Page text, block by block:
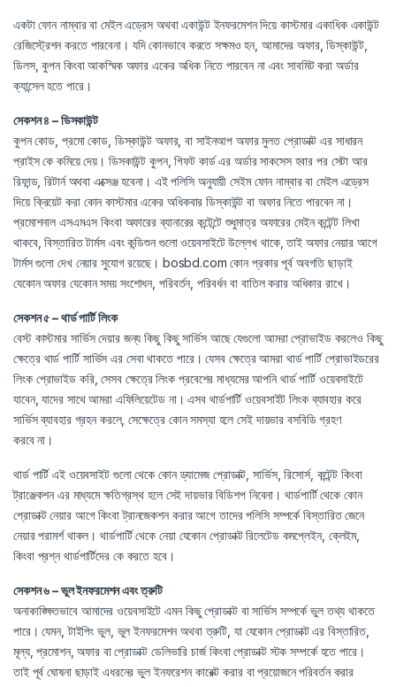
একটা ফোন নাম্বার বা মেইল এড্রেস অথবা একাউন্ট ইনফরমেশন দিয়ে কাস্টমার একাধিক একাউন্ট
রেজিস্ট্রেশন করতে পারবেনা। যদি কোনভাবে করতে সক্ষমও হন, আমাদের অফার, ডিস্কাউন্ট,
ডিলস, কুপন কিংবা আকস্মিক অফার একের অধিক নিতে পারবেন না এবং সাবমিট করা অর্ডার
ক্যান্সেল হতে পারে।
সেকশন ৪ – ডিসকাউন্ট
কুপন কোড, প্রমো কোড, ডিস্কাউন্ট অফার, বা সাইনআপ অফার মুলত প্রোডাক্ট এর সাধারন
প্রাইস কে কমিয়ে দেয়। ডিসকাউন্ট কুপন, গিফট কার্ড এর অর্ডার সাকসেস হবার পর সেটা আর
রিফান্ড, রিটার্ন অথবা এক্সেঞ্জ হবেনা। এই পলিসি অনুযায়ী সেইম ফোন নাম্বার বা মেইল এড্রেস
দিয়ে ক্রিয়েট করা কোন কাস্টমার একের অধিকবার ডিস্কাউন্ট বা অফার নিতে পারবেন না।
প্রমোশনাল এসএমএস কিংবা অফারের ব্যানারের কন্টেন্টে শুধুমাত্র অফারের মেইন কন্টেন্ট লিখা
থাকবে, বিস্তারিত টার্মস এবং কন্ডিশুন গুলো ওয়েবসাইটে উল্লেখ থাকে, তাই অফার নেয়ার আগে
টার্মস গুলো দেখ নেয়ার সুযোগ রয়েছে। bosbd.com কোন প্রকার পূর্ব অবগতি ছাড়াই
যেকোন অফার যেকোন সময় সংশোধন, পরিবর্তন, পরিবর্ধন বা বাতিল করার অধিকার রাখে।
সেকশন ৫ – থার্ড পার্টি লিংক
বেস্ট কাস্টমার সার্ভিস দেয়ার জন্য কিছু কিছু সার্ভিস আছে যেগুলো আমরা প্রোভাইড করলেও কিছু
ক্ষেত্রে থার্ড পার্টি সার্ভিস এর সেবা থাকতে পারে। যেসব ক্ষেত্রে আমরা থার্ড পার্টি প্রোভাইডরের
লিংক প্রোভাইড করি, সেসব ক্ষেত্রে লিংক প্রবেশের মাধ্যমের আপনি থার্ড পার্টি ওয়েবসাইটে
যাবেন, যাদের সাথে আমরা এফিলিয়েটেড না। এসব থার্ডপার্টি ওয়েবসাইট লিংক ব্যাবহার করে
সার্ভিস ব্যাবহার গ্রহন করলে, সেক্ষেত্রে কোন সমস্যা হলে সেই দায়ভার বসবিডি গ্রহণ
করবে না।
থার্ড পার্টি এই ওয়েবসাইট গুলো থেকে কোন ড্যামেজ প্রোডাক্ট, সার্ভিস, রিসোর্স, কন্টেন্ট কিংবা
ট্রাঞ্জেকশন এর মাধ্যমে ক্ষতিগ্রস্থ হলে সেই দায়ভার বিডিশপ নিবেনা। থার্ডপার্টি থেকে কোন
প্রোডাক্ট নেয়ার আগে কিংবা ট্রানজেকশন করার আগে তাদের পলিসি সম্পর্কে বিস্তারিত জেনে
নেয়ার পরামর্শ থাকল। থার্ডপার্টি থেকে নেয়া যেকোন প্রোডাক্ট রিলেটেড কমপ্লেইন, ক্লেইম,
কিংবা প্রশ্ন থার্ডপার্টিদের কে করতে হবে।
সেকশন ৬ – ভুল ইনফরমেশন এবং ত্রুটি
অনাকাঙ্ক্ষিতভাবে আমাদের ওয়েবসাইটে এমন কিছু প্রোডাক্ট বা সার্ভিস সম্পর্কে ভুল তথ্য থাকতে
পারে। যেমন, টাইপিং ভুল, ভুল ইনফরমেশন অথবা ত্রুটি, যা যেকোন প্রোডাক্ট এর বিস্তারিত,
মূল্য, প্রমোশন, অফার বা প্রোডাক্ট ডেলিভারি চার্জ কিংবা প্রোডাক্ট স্টক সম্পর্কে হতে পারে।
তাই পূর্ব ঘোষনা ছাড়াই এধরনের ভুল ইনফরেশন কারেক্ট করার বা প্রয়োজনে পরিবর্তন করার